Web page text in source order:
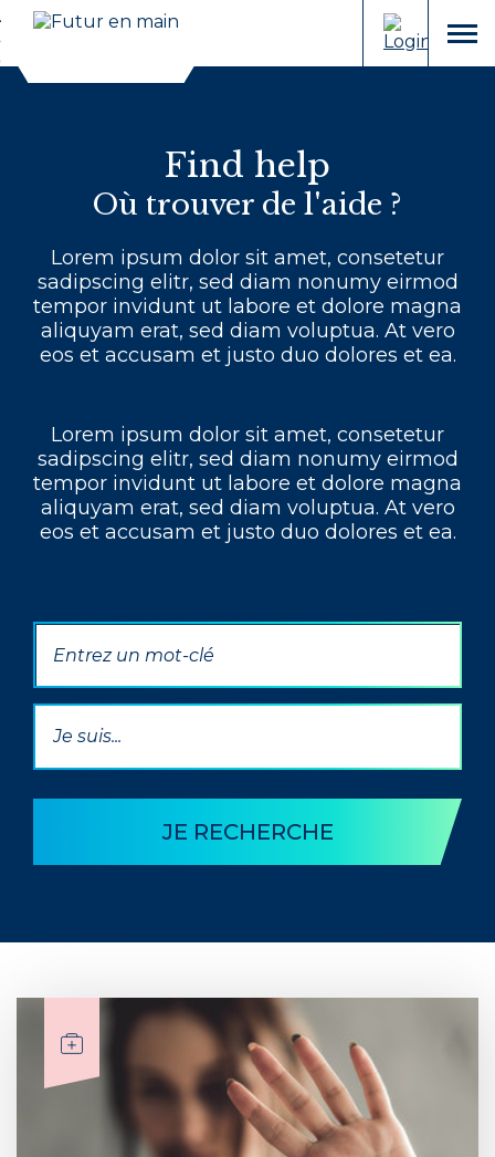
Aller
au
contenu
Aller
à
la
recherche
Find help
Où trouver de l'aide ?
Lorem ipsum dolor sit amet, consetetur
sadipscing elitr, sed diam nonumy eirmod
tempor invidunt ut labore et dolore magna
aliquyam erat, sed diam voluptua. At vero
eos et accusam et justo duo dolores et ea.
Lorem ipsum dolor sit amet, consetetur
sadipscing elitr, sed diam nonumy eirmod
tempor invidunt ut labore et dolore magna
aliquyam erat, sed diam voluptua. At vero
eos et accusam et justo duo dolores et ea.
Par mot(s) clé(s)
Cookies management panel